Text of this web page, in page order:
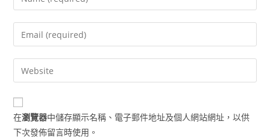
your
name
comment
Enter
your
email
address
comment
Enter
your
website
URL
(optional)
在瀏覽器中儲存顯示名稱、電子郵件地址及個人網站網址，以供
下次發佈留言時使用。